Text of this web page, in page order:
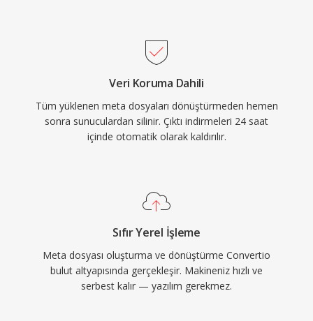
Veri Koruma Dahili
Tüm yüklenen meta dosyaları dönüştürmeden hemen
sonra sunuculardan silinir. Çıktı indirmeleri 24 saat
içinde otomatik olarak kaldırılır.
Sıfır Yerel İşleme
Meta dosyası oluşturma ve dönüştürme Convertio
bulut altyapısında gerçekleşir. Makineniz hızlı ve
serbest kalır — yazılım gerekmez.